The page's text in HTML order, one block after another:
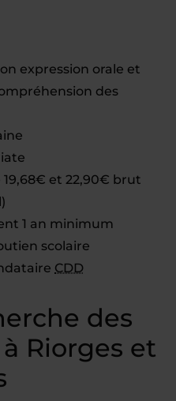
expression orale et
des
et 22,90€ brut
1 an minimum
scolaire
CDD
des
Riorges et